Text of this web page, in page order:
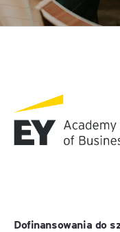
Dofinansowania do